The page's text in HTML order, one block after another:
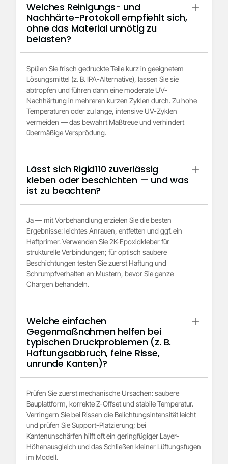
Welches Reinigungs- und
Nachhärte-Protokoll empfiehlt sich,
ohne das Material unnötig zu
belasten?
Spülen Sie frisch gedruckte Teile kurz in geeignetem
Lösungsmittel (z. B. IPA-Alternative), lassen Sie sie
abtropfen und führen dann eine moderate UV-
Nachhärtung in mehreren kurzen Zyklen durch. Zu hohe
Temperaturen oder zu lange, intensive UV-Zyklen
vermeiden — das bewahrt Maßtreue und verhindert
übermäßige Versprödung.
Lässt sich Rigid110 zuverlässig
kleben oder beschichten — und was
ist zu beachten?
Ja — mit Vorbehandlung erzielen Sie die besten
Ergebnisse: leichtes Anrauen, entfetten und ggf. ein
Haftprimer. Verwenden Sie 2K-Epoxidkleber für
strukturelle Verbindungen; für optisch saubere
Beschichtungen testen Sie zuerst Haftung und
Schrumpfverhalten an Mustern, bevor Sie ganze
Chargen behandeln.
Welche einfachen
Gegenmaßnahmen helfen bei
typischen Druckproblemen (z. B.
Haftungsabbruch, feine Risse,
unrunde Kanten)?
Prüfen Sie zuerst mechanische Ursachen: saubere
Bauplattform, korrekte Z-Offset und stabile Temperatur.
Verringern Sie bei Rissen die Belichtungsintensität leicht
und prüfen Sie Support-Platzierung; bei
Kantenunschärfen hilft oft ein geringfügiger Layer-
Höhenausgleich und das Schließen kleiner Lüftungsfugen
im Modell.